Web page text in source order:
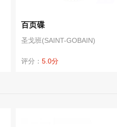
百页碟
圣戈班(SAINT-GOBAIN)
评分： 5.0分